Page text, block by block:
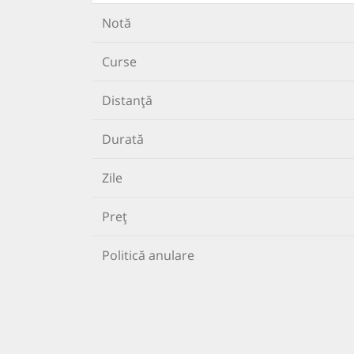
Notă
Curse
Distanță
Durată
Zile
Preț
Politică anulare